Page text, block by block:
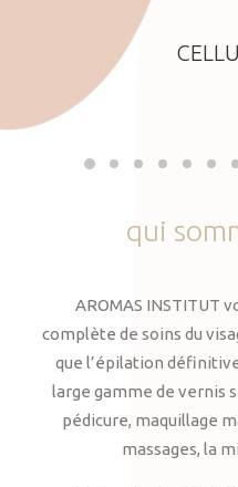
qui
AROMAS INSTITUT
complète de soins du
que l’épilation
large gamme de vernis
pédicure, maquillage
massages, la